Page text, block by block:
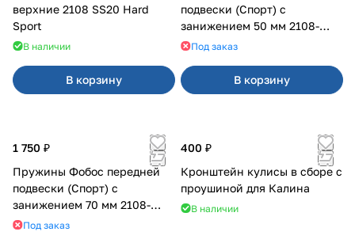
верхние 2108 SS20 Hard
Sport
В наличии
В корзину
подвески (Спорт) с
занижением 50 мм 2108-
21099, 2113-2115
Под заказ
В корзину
1 750 ₽
Пружины Фобос передней
подвески (Спорт) с
занижением 70 мм 2108-
21099, 2113-2115
Под заказ
400 ₽
Кронштейн кулисы в сборе с
проушиной для Калина
В наличии